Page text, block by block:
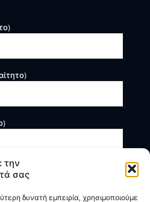
την
σας
δυνατή εμπειρία, χρησιμοποιούμε